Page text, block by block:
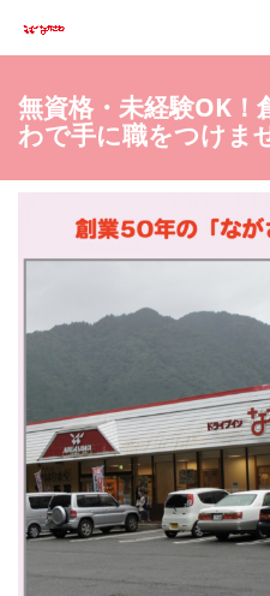
無資格・未経験OK！
わで手に職をつけま